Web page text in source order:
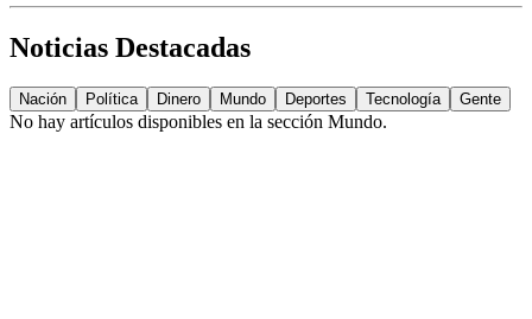
Noticias Destacadas
Nación Política Dinero Mundo Deportes Tecnología Gente
No hay artículos disponibles en la sección Mundo.